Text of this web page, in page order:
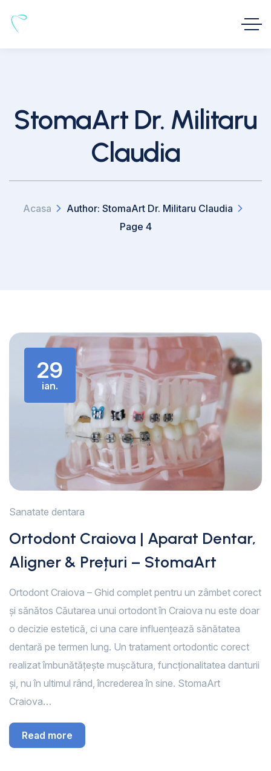
StomaArt Dr. Militaru
Claudia
Acasa
Author: StomaArt Dr. Militaru Claudia
Page 4
29
ian.
Sanatate dentara
Ortodont Craiova | Aparat Dentar,
Aligner & Prețuri – StomaArt
Ortodont Craiova – Ghid complet pentru un zâmbet corect
și sănătos Căutarea unui ortodont în Craiova nu este doar
o decizie estetică, ci una care influențează sănătatea
dentară pe termen lung. Un tratament ortodontic corect
realizat îmbunătățește mușcătura, funcționalitatea danturii
și, nu în ultimul rând, încrederea în sine. StomaArt
Craiova…
Read more